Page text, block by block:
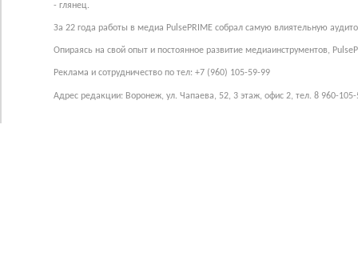
- глянец.
За 22 года работы в медиа PulsePRIME собрал самую влиятельную
Опираясь на свой опыт и постоянное развитие медиаинструментов,
Реклама и сотрудничество по тел: +7 (960) 105-59-99
Адрес редакции: Воронеж, ул. Чапаева, 52, 3 этаж, офис 2, тел. 8 960-